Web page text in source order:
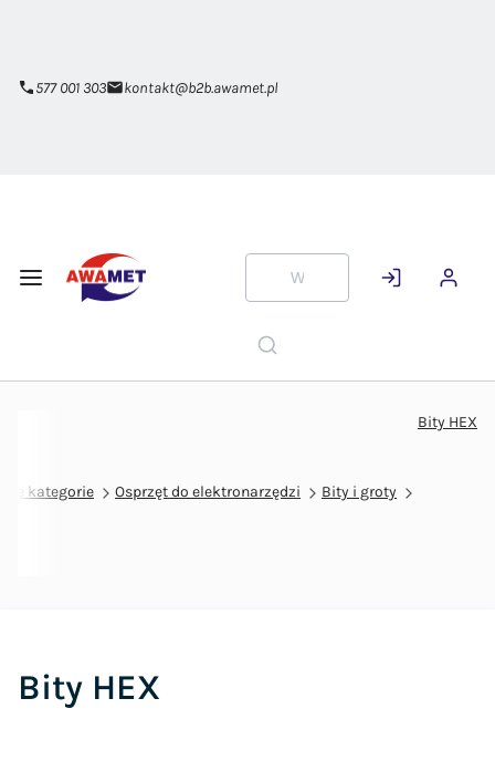
577 001 303
kontakt@b2b.awamet.pl
kategorie Osprzęt do elektronarzędzi Bity i groty
Bity HEX
Bity HEX